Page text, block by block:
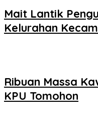
Mait Lantik
Kelurahan
Ribuan Massa
KPU Tomohon